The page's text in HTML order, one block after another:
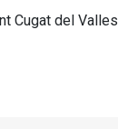
Cugat del Valles